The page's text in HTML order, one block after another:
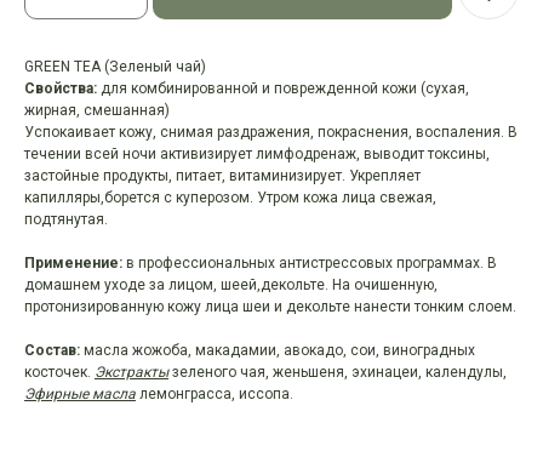
GREEN TEA (Зеленый чай)
Свойства: для комбинированной и поврежденной кожи (сухая,
жирная, смешанная)
Успокаивает кожу, снимая раздражения, покраснения, воспаления. В
течении всей ночи активизирует лимфодренаж, выводит токсины,
застойные продукты, питает, витаминизирует. Укрепляет
капилляры,борется с куперозом. Утром кожа лица свежая,
подтянутая.
Применение: в профессиональных антистрессовых программах. В
домашнем уходе за лицом, шеей,декольте. На очишенную,
протонизированную кожу лица шеи и декольте нанести тонким слоем.
Состав: масла жожоба, макадамии, авокадо, сои, виноградных
косточек. Экстрактызеленого чая, женьшеня, эхинацеи, календулы,
Эфирные масла лемонграсса, иссопа.